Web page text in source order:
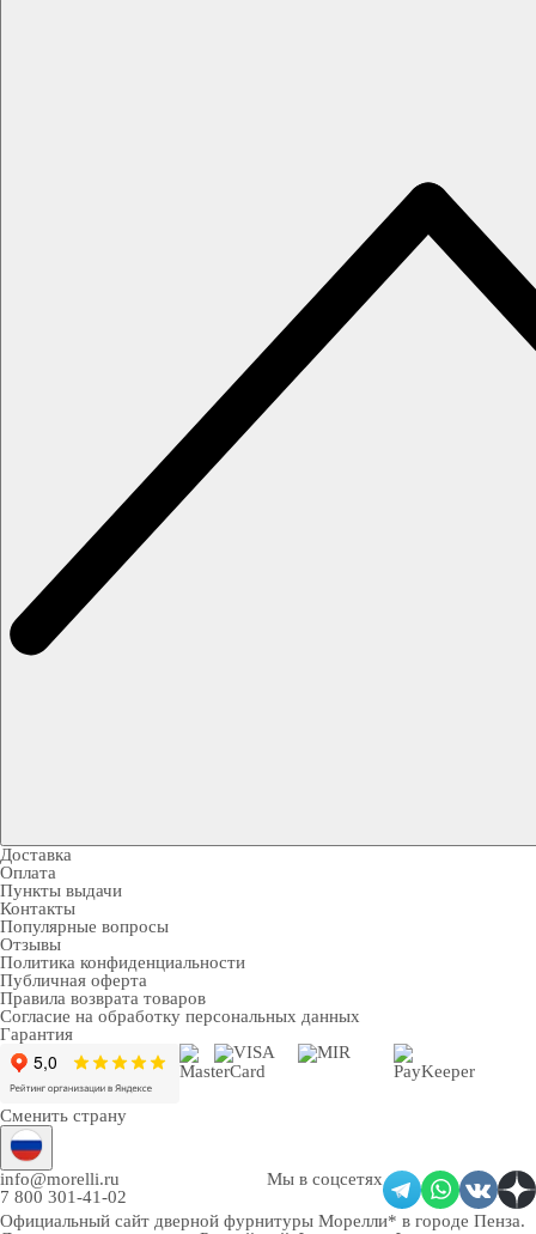
Доставка
Оплата
Пункты выдачи
Контакты
Популярные вопросы
Отзывы
Политика конфиденциальности
Публичная оферта
Правила возврата товаров
Согласие на обработку персональных данных
Гарантия
Сменить страну
info@morelli.ru
7 800 301-41-02
Мы в соцсетях
Официальный сайт дверной фурнитуры Морелли* в городе Пенза.